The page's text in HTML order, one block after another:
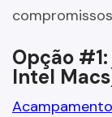
Opção
Intel